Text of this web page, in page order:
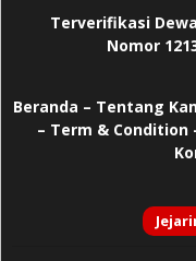
Terverifikasi
Nomor
Beranda – Tentang
– Term & Condition